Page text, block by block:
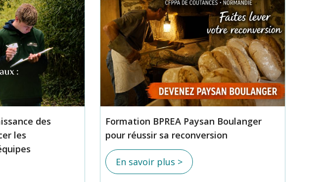
des
les
Formation BPREA Paysan Boulanger
pour réussir sa reconversion
En savoir plus >